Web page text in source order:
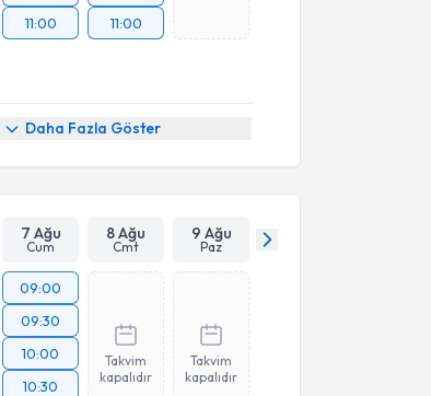
11:00
11:00
Daha Fazla Göster
7 Ağu
Cum
8 Ağu
Cmt
9 Ağu
Paz
09:00
09:30
10:00
10:30
Takvim
kapalıdır
Takvim
kapalıdır